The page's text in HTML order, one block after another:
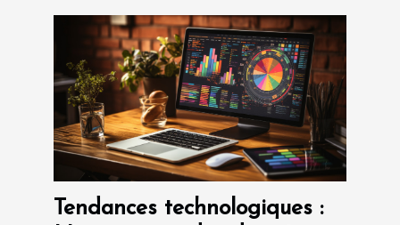
Tendances technologiques :